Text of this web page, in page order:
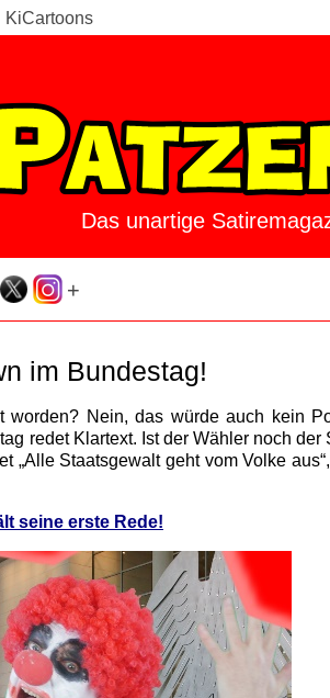
KiCartoons
Das unartige
+
im Bundestag!
Nein, das würde auch kein
redet Klartext. Ist der Wähler noch der
„Alle Staatsgewalt geht vom Volke
seine erste Rede!